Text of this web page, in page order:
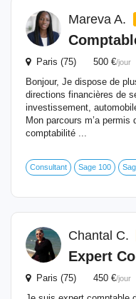
Mareva A.
Paris (75) 500 €/jour
Bonjour, Je dispose de
directions financières de
investissement,
Mon parcours m’a
comptabilité ...
Consultant Sage 100
Chantal C.
Expert
Paris (75) 450 €/jour